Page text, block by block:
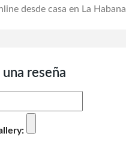
desde casa en La Habana
una reseña